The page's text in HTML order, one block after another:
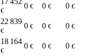
€
0 € 0 € 0 €
22 839
€
0 € 0 € 0 €
18 164
€
0 € 0 € 0 €